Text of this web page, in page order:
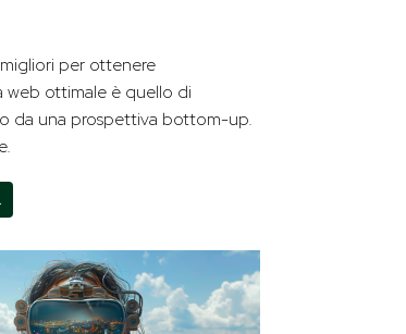
per ottenere
web ottimale è quello di
da una prospettiva bottom-up.